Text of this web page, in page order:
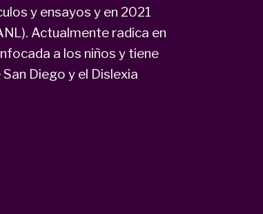
y ensayos y en 2021
Actualmente radica en
a los niños y tiene
Diego y el Dislexia